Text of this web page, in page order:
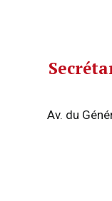
Av. du